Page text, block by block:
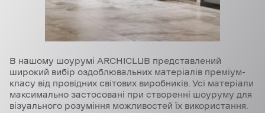
В нашому шоурумі ARCHICLUB представлений
широкий вибір оздоблювальних матеріалів преміум-
класу від провідних світових виробників. Усі матеріали
максимально застосовані при створенні шоуруму для
візуального розуміння можливостей їх використання.